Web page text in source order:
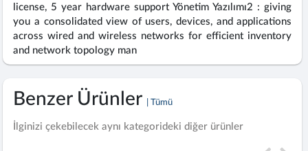
license, 5 year hardware support Yönetim Yazılımı2 : giving
you a consolidated view of users, devices, and applications
across wired and wireless networks for efficient inventory
and network topology man
Benzer Ürünler | Tümü
İlginizi çekebilecek aynı kategorideki diğer ürünler